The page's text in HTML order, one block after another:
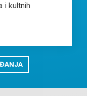
i kultnih